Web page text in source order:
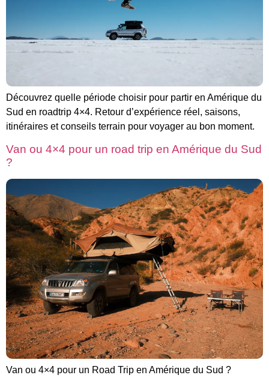
Découvrez quelle période choisir pour partir en Amérique du
Sud en roadtrip 4×4. Retour d’expérience réel, saisons,
itinéraires et conseils terrain pour voyager au bon moment.
Van ou 4×4 pour un road trip en Amérique du Sud
?
Van ou 4×4 pour un Road Trip en Amérique du Sud ?